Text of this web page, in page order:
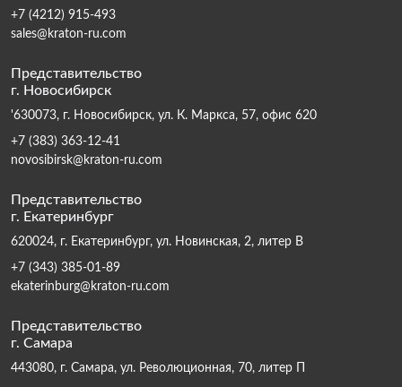
+7 (4212) 915-493
sales@kraton-ru.com
Представительство
г. Новосибирск
'630073, г. Новосибирск, ул. К. Маркса, 57, офис 620
+7 (383) 363-12-41
novosibirsk@kraton-ru.com
Представительство
г. Екатеринбург
620024, г. Екатеринбург, ул. Новинская, 2, литер В
+7 (343) 385-01-89
ekaterinburg@kraton-ru.com
Представительство
г. Самара
443080, г. Самара, ул. Революционная, 70, литер П